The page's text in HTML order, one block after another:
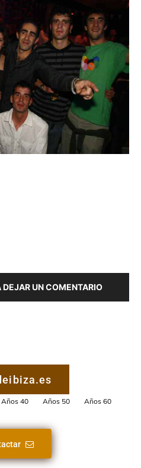
DEJAR UN COMENTARIO
Años 40 Años 50
Años 60